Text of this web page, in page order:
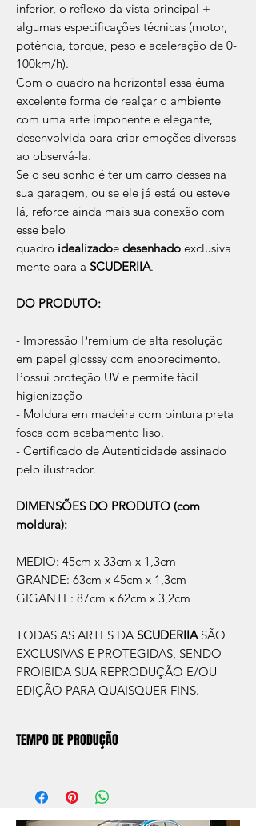
inferior, o reflexo da vista principal +
algumas especificações técnicas (motor,
potência, torque, peso e aceleração de 0-
100km/h).
Com o quadro na horizontal essa éuma
excelente forma de realçar o ambiente
com uma arte imponente e elegante,
desenvolvida para criar emoções diversas
ao observá-la.
Se o seu sonho é ter um carro desses na
sua garagem, ou se ele já está ou esteve
lá, reforce ainda mais sua conexão com
esse belo
quadro idealizadoe desenhado exclusiva
mente para a SCUDERIIA.
DO PRODUTO:
- Impressão Premium de alta resolução
em papel glosssy com enobrecimento.
Possui proteção UV e permite fácil
higienização
- Moldura em madeira com pintura preta
fosca com acabamento liso.
- Certificado de Autenticidade assinado
pelo ilustrador.
DIMENSÕES DO PRODUTO (com
moldura):
MEDIO: 45cm x 33cm x 1,3cm
GRANDE: 63cm x 45cm x 1,3cm
GIGANTE: 87cm x 62cm x 3,2cm
TODAS AS ARTES DA SCUDERIIA SÃO
EXCLUSIVAS E PROTEGIDAS, SENDO
PROIBIDA SUA REPRODUÇÃO E/OU
EDIÇÃO PARA QUAISQUER FINS.
TEMPO DE PRODUÇÃO
aprox. 5 dias úteis, após a confirmação de
compra.
Após a produçao, seguimos com o envio